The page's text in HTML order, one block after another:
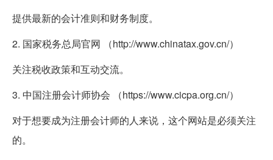
提供最新的会计准则和财务制度。
2. 国家税务总局官网 （http://www.chinatax.gov.cn/）
关注税收政策和互动交流。
3. 中国注册会计师协会 （https://www.cicpa.org.cn/）
对于想要成为注册会计师的人来说，这个网站是必须关注
的。